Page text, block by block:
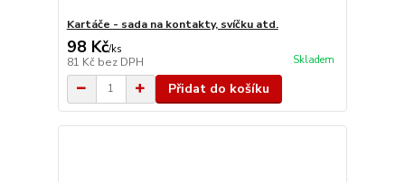
Kartáče - sada na kontakty, svíčku atd.
98 Kč/ks
81 Kč bez DPH Skladem
Přidat do košíku